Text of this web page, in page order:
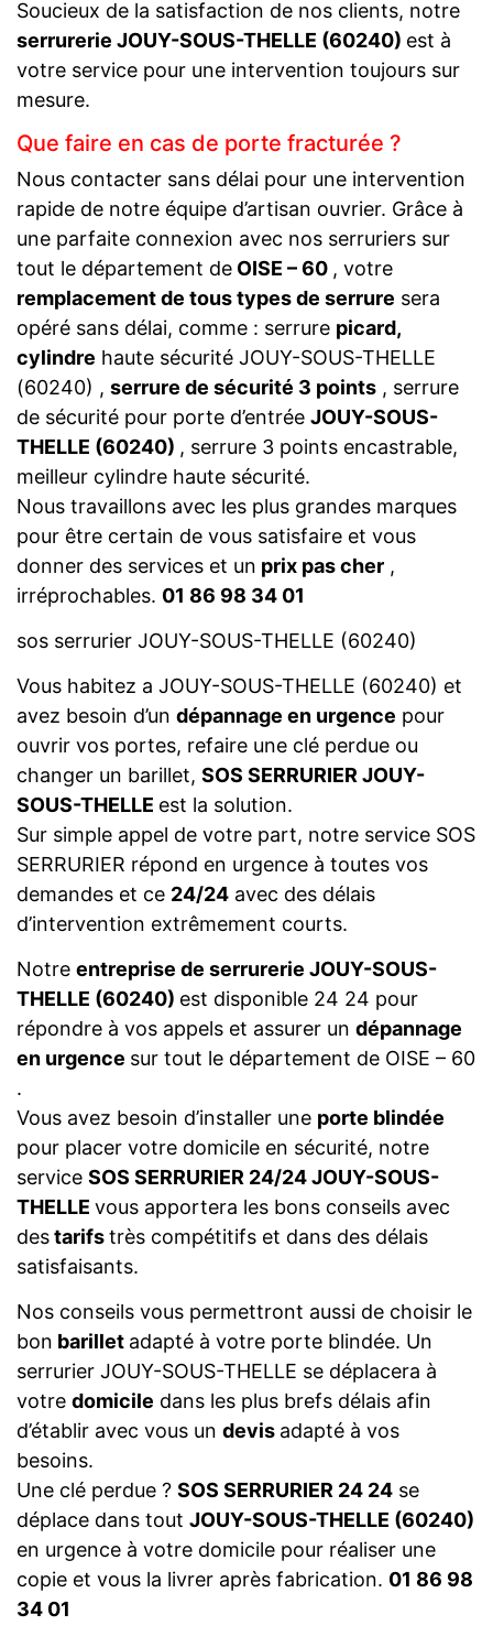
Soucieux de la satisfaction de nos clients, notre
serrurerie JOUY-SOUS-THELLE (60240) est à
votre service pour une intervention toujours sur
mesure.
Que faire en cas de porte fracturée ?
Nous contacter sans délai pour une intervention
rapide de notre équipe d’artisan ouvrier. Grâce à
une parfaite connexion avec nos serruriers sur
tout le département de OISE – 60 , votre
remplacement de tous types de serrure sera
opéré sans délai, comme : serrure picard,
cylindre haute sécurité JOUY-SOUS-THELLE
(60240) , serrure de sécurité 3 points , serrure
de sécurité pour porte d’entrée JOUY-SOUS-
THELLE (60240) , serrure 3 points encastrable,
meilleur cylindre haute sécurité.
Nous travaillons avec les plus grandes marques
pour être certain de vous satisfaire et vous
donner des services et un prix pas cher ,
irréprochables. 01 86 98 34 01
sos serrurier JOUY-SOUS-THELLE (60240)
Vous habitez a JOUY-SOUS-THELLE (60240) et
avez besoin d’un dépannage en urgence pour
ouvrir vos portes, refaire une clé perdue ou
changer un barillet, SOS SERRURIER JOUY-
SOUS-THELLE est la solution.
Sur simple appel de votre part, notre service SOS
SERRURIER répond en urgence à toutes vos
demandes et ce 24/24 avec des délais
d’intervention extrêmement courts.
Notre entreprise de serrurerie JOUY-SOUS-
THELLE (60240) est disponible 24 24 pour
répondre à vos appels et assurer un dépannage
en urgence sur tout le département de OISE – 60
.
Vous avez besoin d’installer une porte blindée
pour placer votre domicile en sécurité, notre
service SOS SERRURIER 24/24 JOUY-SOUS-
THELLE vous apportera les bons conseils avec
destarifstrès compétitifs et dans des délais
satisfaisants.
Nos conseils vous permettront aussi de choisir le
bon barillet adapté à votre porte blindée. Un
serrurier JOUY-SOUS-THELLE se déplacera à
votre domicile dans les plus brefs délais afin
d’établir avec vous un devis adapté à vos
besoins.
Une clé perdue ? SOS SERRURIER 24 24 se
déplace dans tout JOUY-SOUS-THELLE (60240)
en urgence à votre domicile pour réaliser une
copie et vous la livrer après fabrication. 01 86 98
34 01